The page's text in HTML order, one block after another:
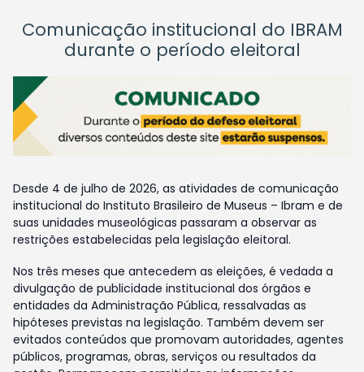
Comunicação institucional do IBRAM
durante o período eleitoral
Desde 4 de julho de 2026, as atividades de comunicação
institucional do Instituto Brasileiro de Museus – Ibram e de
suas unidades museológicas passaram a observar as
restrições estabelecidas pela legislação eleitoral.
Nos três meses que antecedem as eleições, é vedada a
divulgação de publicidade institucional dos órgãos e
entidades da Administração Pública, ressalvadas as
hipóteses previstas na legislação. Também devem ser
evitados conteúdos que promovam autoridades, agentes
públicos, programas, obras, serviços ou resultados da